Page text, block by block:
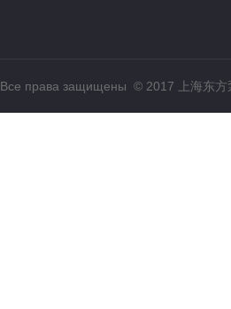
Все права защищены © 2017 上海东方